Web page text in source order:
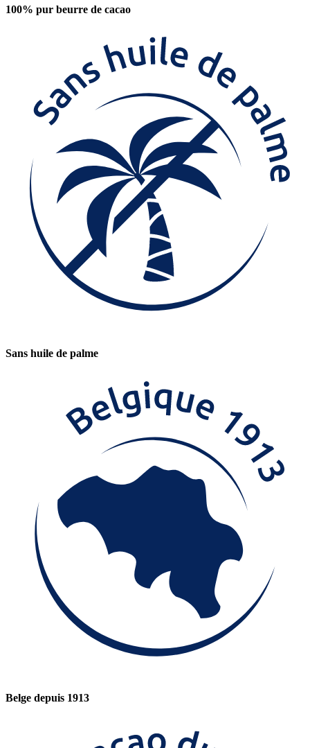
100% pur beurre de cacao
Sans huile de palme
Belge depuis 1913